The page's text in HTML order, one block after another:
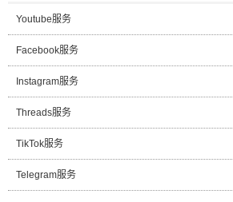
Youtube服务
Facebook服务
Instagram服务
Threads服务
TikTok服务
Telegram服务